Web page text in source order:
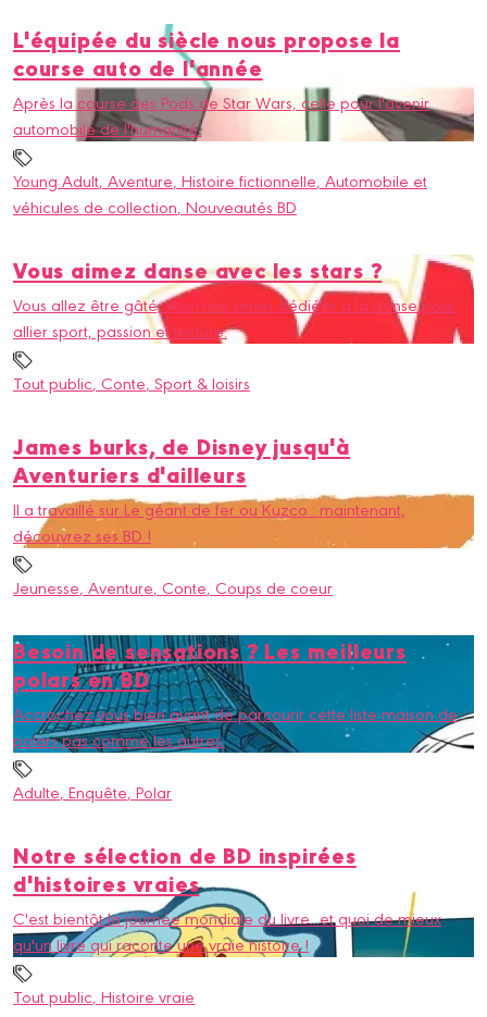
L'équipée du siècle nous propose la
course auto de l'année
Après la course des Pods de Star Wars, celle pour l'avenir
automobile de l'humanité.
Young Adult, Aventure, Histoire fictionnelle, Automobile et
véhicules de collection, Nouveautés BD
Vous aimez danse avec les stars ?
Vous allez être gâté, voici nos séries dédiées à la danse pour
allier sport, passion et lecture.
Tout public, Conte, Sport & loisirs
James burks, de Disney jusqu'à
Aventuriers d'ailleurs
Il a travaillé sur Le géant de fer ou Kuzco : maintenant,
découvrez ses BD !
Jeunesse, Aventure, Conte, Coups de coeur
Besoin de sensations ? Les meilleurs
polars en BD
Accrochez vous bien avant de parcourir cette liste maison de
polars pas comme les autres.
Adulte, Enquête, Polar
Notre sélection de BD inspirées
d'histoires vraies
C'est bientôt la journée mondiale du livre...et quoi de mieux
qu'un livre qui raconte une vraie histoire !
Tout public, Histoire vraie